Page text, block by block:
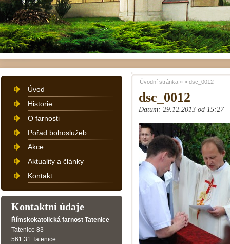
dsc_0012
Datum: 29.12.2013 od 15:27
Úvodní stránka » » dsc_0012
Úvod
Historie
O farnosti
Pořad bohoslužeb
Akce
Aktuality a články
Kontakt
Kontaktní údaje
Římskokatolická farnost Tatenice
Tatenice 83
561 31 Tatenice